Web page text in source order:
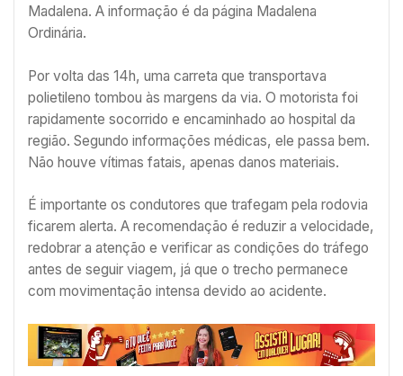
Madalena. A informação é da página Madalena
Ordinária.
Por volta das 14h, uma carreta que transportava
polietileno tombou às margens da via. O motorista foi
rapidamente socorrido e encaminhado ao hospital da
região. Segundo informações médicas, ele passa bem.
Não houve vítimas fatais, apenas danos materiais.
É importante os condutores que trafegam pela rodovia
ficarem alerta. A recomendação é reduzir a velocidade,
redobrar a atenção e verificar as condições do tráfego
antes de seguir viagem, já que o trecho permanece
com movimentação intensa devido ao acidente.